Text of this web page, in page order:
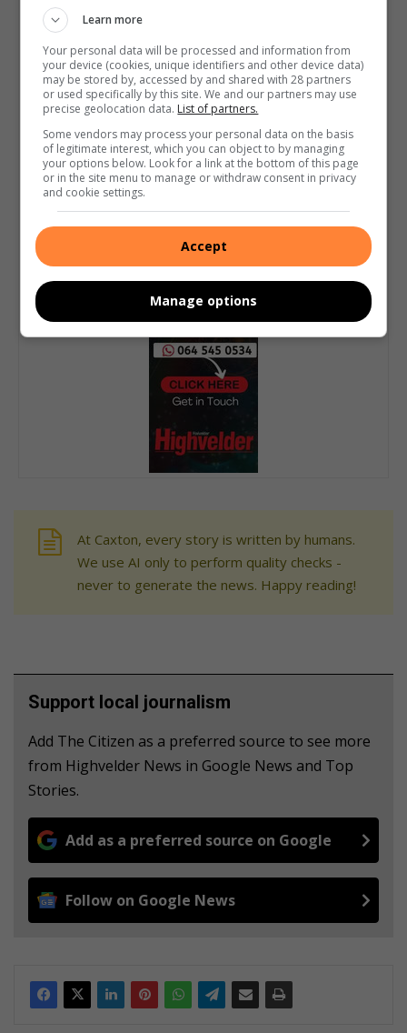
At Caxton, every story is written by humans.
We use AI only to perform quality checks -
never to generate the news. Happy reading!
Support local journalism
Add The Citizen as a preferred source to see more
from Highvelder News in Google News and Top
Stories.
Add as a preferred source on Google
Follow on Google News
Learn more
Your personal data will be processed and information from
your device (cookies, unique identifiers and other device data)
may be stored by, accessed by and shared with 28 partners
or used specifically by this site. We and our partners may use
precise geolocation data. List of partners.
Some vendors may process your personal data on the basis
of legitimate interest, which you can object to by managing
your options below. Look for a link at the bottom of this page
or in the site menu to manage or withdraw consent in privacy
and cookie settings.
Accept
Manage options